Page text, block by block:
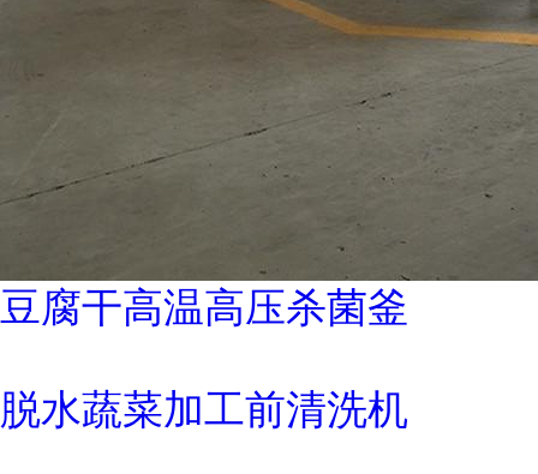
豆腐干高温高压杀菌釜
脱水蔬菜加工前清洗机